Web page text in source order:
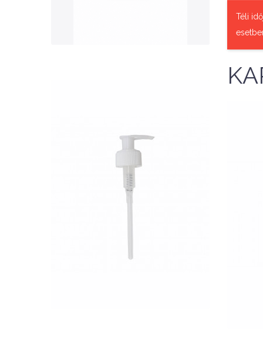
Nettó ár: 327 Ft
AquaLine folyékony táp
Téli